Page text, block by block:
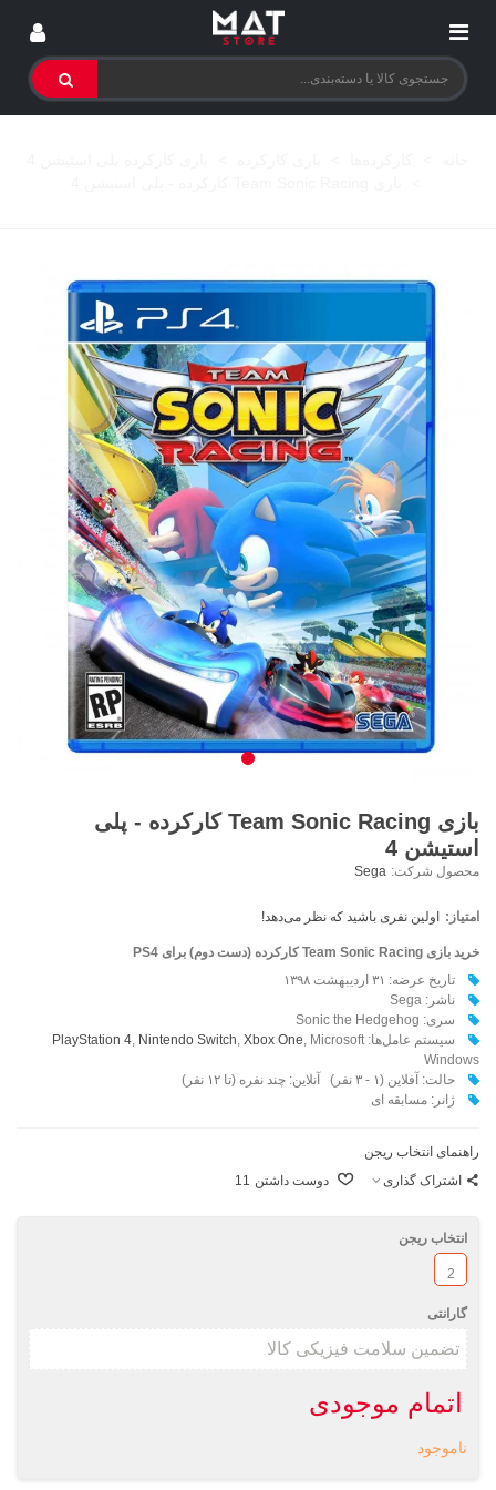
بازی Team Sonic Racing کارکرده - پلی
استیشن 4
محصول شرکت: Sega
امتیاز: اولین نفری باشید که نظر می‌دهد!
خرید بازی Team Sonic Racing کارکرده (دست دوم) برای PS4
تاریخ عرضه: ۳۱ اردیبهشت ۱۳۹۸
ناشر: Sega
سری: Sonic the Hedgehog
سیستم عامل‌ها:
PlayStation 4, Nintendo Switch Xbox One , Microsoft
Windows
حالت: آفلاین (۱ - ۳ نفر) آنلاین: چند نفره (تا ۱۲ نفر)
ژانر: مسابقه ای
راهنمای انتخاب ریجن
اشتراک گذاری
دوست داشتن 11
انتخاب ریجن
2
گارانتی
اتمام موجودی
ناموجود